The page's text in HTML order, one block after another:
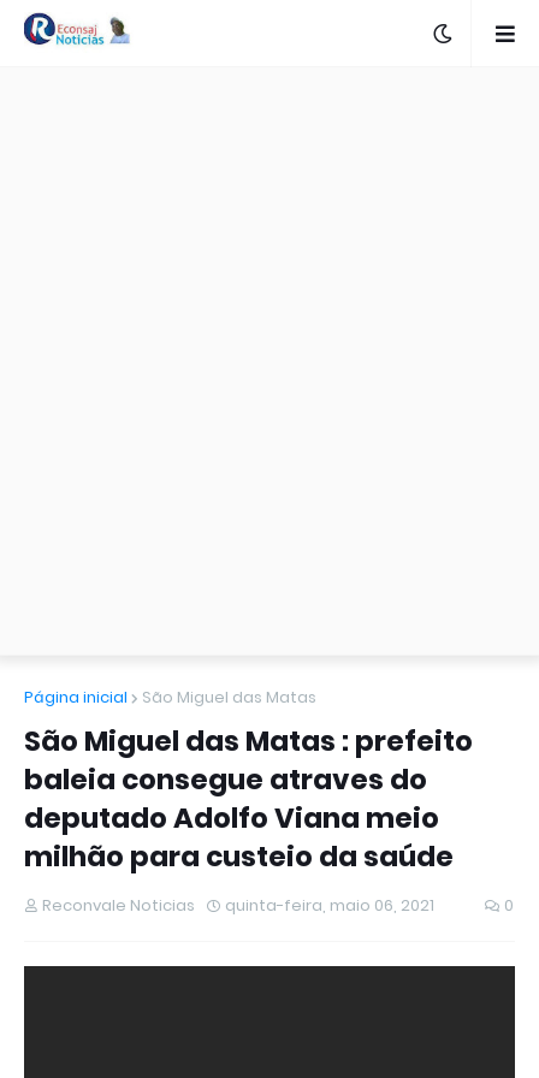
Página inicial São Miguel das Matas
São Miguel das Matas : prefeito
baleia consegue atraves do
deputado Adolfo Viana meio
milhão para custeio da saúde
Reconvale Noticias quinta-feira, maio 06, 2021 0